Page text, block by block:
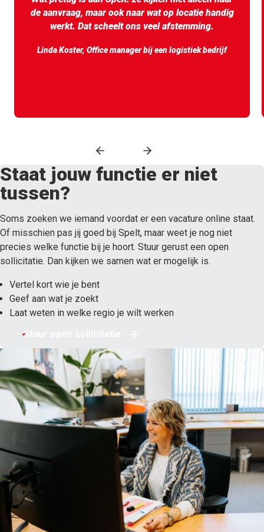
de aanvraag, maar ook naar wat op locatie handig
werkt. Dat scheelt ons veel afstemming.
Linda Koster, Office manager bij een logistiek bedrijf
Staat jouw functie er niet
tussen?
Soms zoeken we iemand voordat er een vacature online staat.
Of misschien pas jij goed bij Spelt, maar weet je nog niet
precies welke functie bij je hoort. Stuur gerust een open
sollicitatie. Dan kijken we samen wat er mogelijk is.
Vertel kort wie je bent
Geef aan wat je zoekt
Laat weten in welke regio je wilt werken
Stuur open sollicitatie